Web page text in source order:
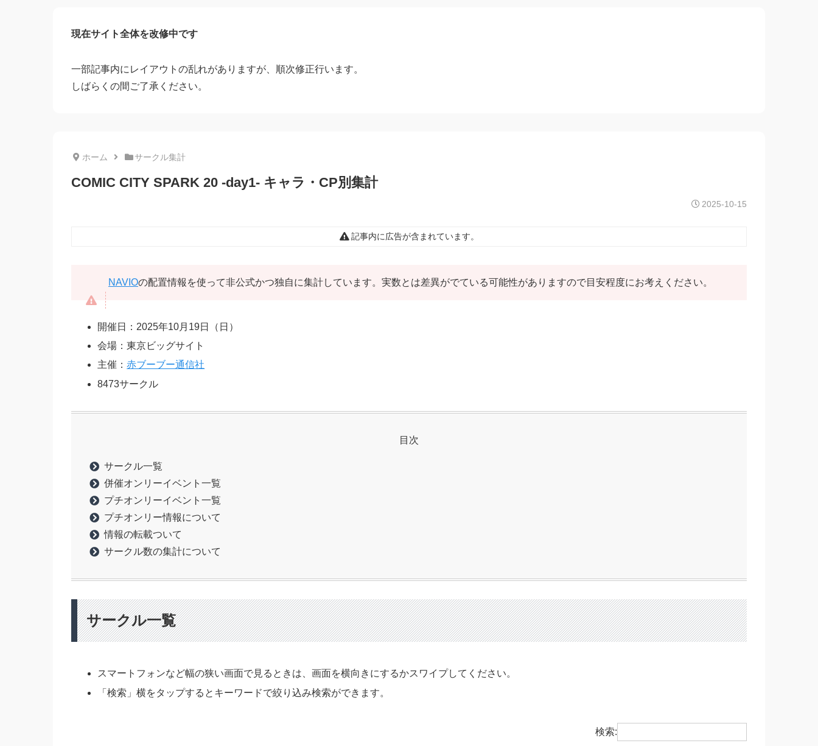
現在サイト全体を改修中です
一部記事内にレイアウトの乱れがありますが、順次修正行います。
しばらくの間ご了承ください。
ホーム サークル集計
COMIC CITY SPARK 20 -day1- キャラ・CP別集計
2025-10-15
記事内に広告が含まれています。
NAVIOの配置情報を使って非公式かつ独自に集計しています。実数とは差異がでている可能性がありますので目安程度にお考えください。
開催日：2025年10月19日（日）
会場：東京ビッグサイト
主催：赤ブーブー通信社
8473サークル
目次
サークル一覧
併催オンリーイベント一覧
プチオンリーイベント一覧
プチオンリー情報について
情報の転載ついて
サークル数の集計について
サークル一覧
スマートフォンなど幅の狭い画面で見るときは、画面を横向きにするかスワイプしてください。
「検索」横をタップするとキーワードで絞り込み検索ができます。
検索: